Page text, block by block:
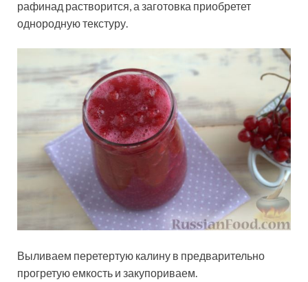
рафинад растворится, а заготовка приобретет
однородную текстуру.
Выливаем перетертую калину в предварительно
прогретую емкость и закупориваем.